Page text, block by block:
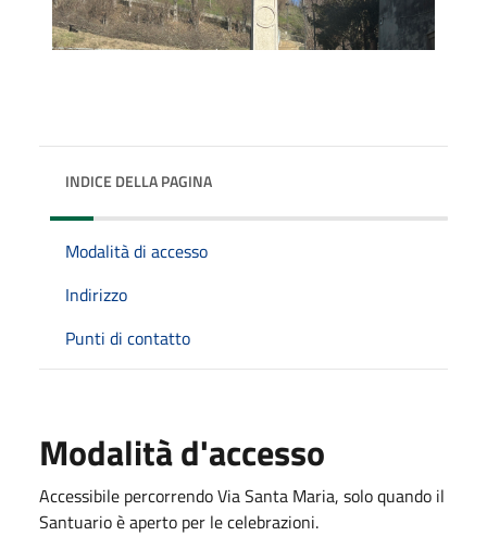
INDICE DELLA PAGINA
Modalità di accesso
Indirizzo
Punti di contatto
Modalità d'accesso
Accessibile percorrendo Via Santa Maria, solo quando il
Santuario è aperto per le celebrazioni.